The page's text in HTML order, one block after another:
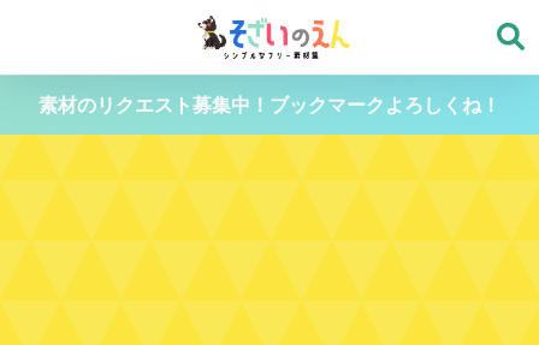
素材のリクエスト募集中！ブックマークよろしくね！